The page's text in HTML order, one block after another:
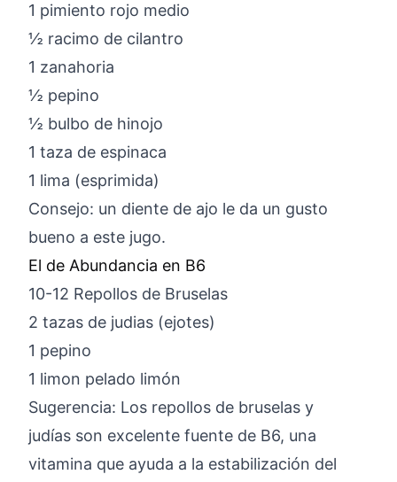
1 pimiento rojo medio
½ racimo de cilantro
1 zanahoria
½ pepino
½ bulbo de hinojo
1 taza de espinaca
1 lima (esprimida)
Consejo: un diente de ajo le da un gusto
bueno a este jugo.
El de Abundancia en B6
10-12 Repollos de Bruselas
2 tazas de judias (ejotes)
1 pepino
1 limon pelado limón
Sugerencia: Los repollos de bruselas y
judías son excelente fuente de B6, una
vitamina que ayuda a la estabilización del